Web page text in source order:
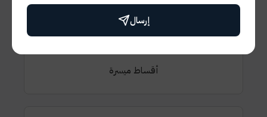
7 سنين اقساط
أقساط ميسرة
إرسال